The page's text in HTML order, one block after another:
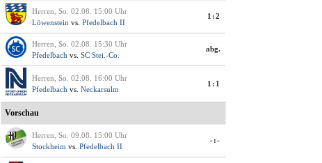
Herren, So. 02.08. 15:00 Uhr
Löwenstein vs. Pfedelbach II
1:2
Herren, So. 02.08. 15:30 Uhr
Pfedelbach vs. SC Stei.-Co.
abg.
Herren, So. 02.08. 16:00 Uhr
Pfedelbach vs. Neckarsulm
1:1
Vorschau
Herren, So. 09.08. 15:00 Uhr
Stockheim vs. Pfedelbach II
-:-